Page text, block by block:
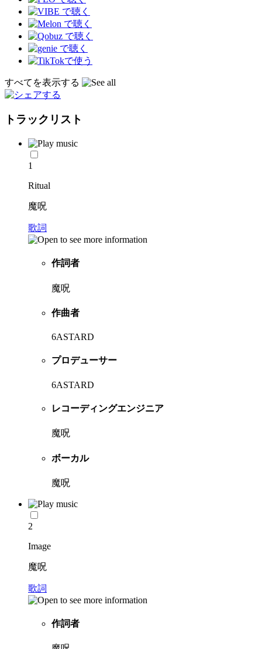
すべてを表示する
トラックリスト
1
Ritual
魔呪
歌詞
作詞者
魔呪
作曲者
6ASTARD
プロデューサー
6ASTARD
レコーディングエンジニア
魔呪
ボーカル
魔呪
2
Image
魔呪
歌詞
作詞者